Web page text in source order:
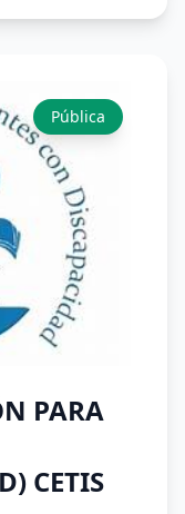
Pública
PARA
CETIS